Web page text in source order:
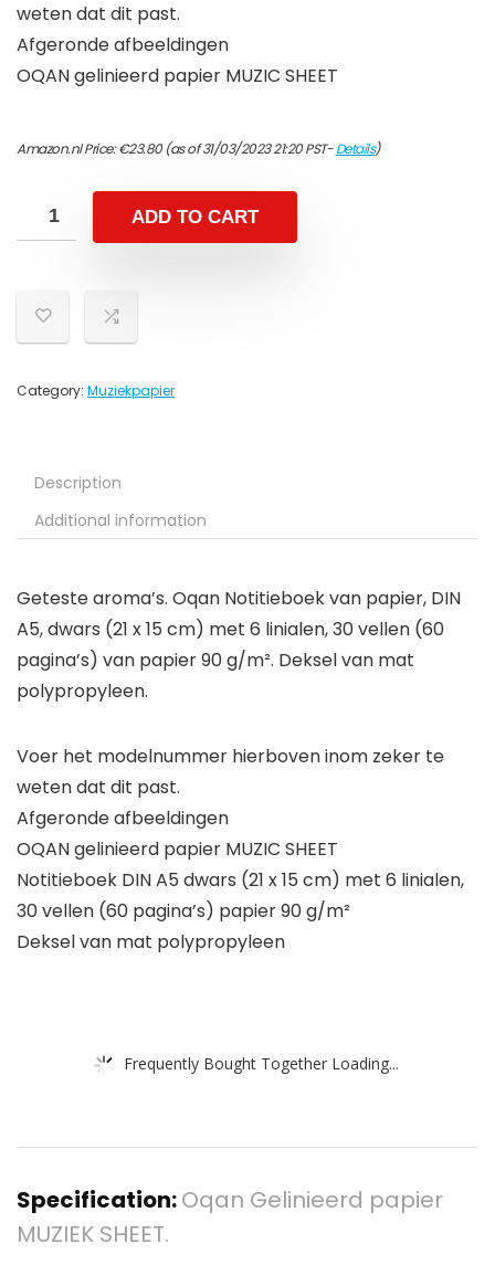
weten dat dit past.
Afgeronde afbeeldingen
OQAN gelinieerd papier MUZIC SHEET
Amazon.nl Price:€23.80(as of 31/03/2023 21:20 PST-Details)
ADD TO CART
Category: Muziekpapier
Description
Additional information
Geteste aroma’s. Oqan Notitieboek van papier, DIN
A5, dwars (21 x 15 cm) met 6 linialen, 30 vellen (60
pagina’s) van papier 90 g/m². Deksel van mat
polypropyleen.
Voer het modelnummer hierboven inom zeker te
weten dat dit past.
Afgeronde afbeeldingen
OQAN gelinieerd papier MUZIC SHEET
Notitieboek DIN A5 dwars (21 x 15 cm) met 6 linialen,
30 vellen (60 pagina’s) papier 90 g/m²
Deksel van mat polypropyleen
Frequently Bought Together Loading...
Specification:Oqan Gelinieerd papier
MUZIEK SHEET.